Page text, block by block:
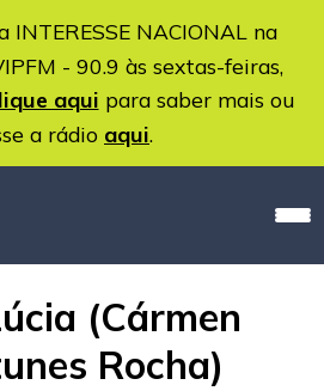
NACIONAL na
- 90.9 às sextas-feiras,
aqui para saber mais ou
a rádio aqui.
(Cármen
Rocha)